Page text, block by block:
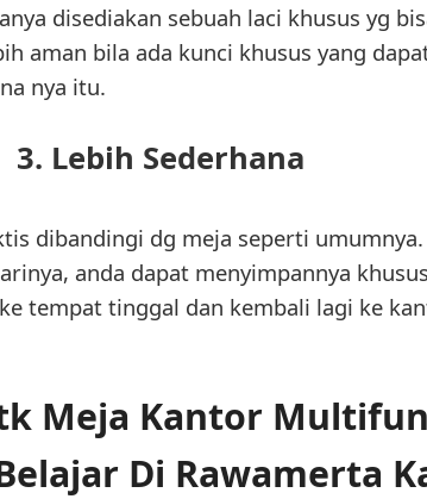
disediakan sebuah laci khusus yg
aman bila ada kunci khusus yang
nya itu.
3. Lebih Sederhana
dibandingi dg meja seperti
anda dapat menyimpannya
tempat tinggal dan kembali lagi ke
Meja Kantor
Di Rawamerta